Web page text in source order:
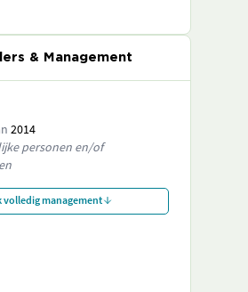
& Management
2014
personen en/of
volledig management